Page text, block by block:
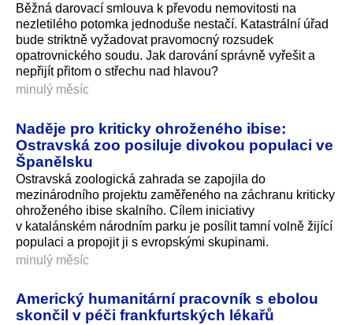
Běžná darovací smlouva k převodu nemovitosti na
nezletilého potomka jednoduše nestačí. Katastrální úřad
bude striktně vyžadovat pravomocný rozsudek
opatrovnického soudu. Jak darování správně vyřešit a
nepřijít přitom o střechu nad hlavou?
minulý měsíc
Naděje pro kriticky ohroženého ibise:
Ostravská zoo posiluje divokou populaci ve
Španělsku
Ostravská zoologická zahrada se zapojila do
mezinárodního projektu zaměřeného na záchranu kriticky
ohroženého ibise skalního. Cílem iniciativy
v katalánském národním parku je posílit tamní volně žijící
populaci a propojit ji s evropskými skupinami.
minulý měsíc
Americký humanitární pracovník s ebolou
skončil v péči frankfurtských lékařů